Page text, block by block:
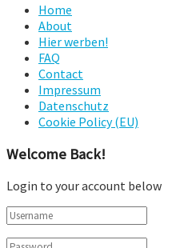
Home
About
Hier werben!
FAQ
Contact
Impressum
Datenschutz
Cookie Policy (EU)
Welcome Back!
Login to your account below